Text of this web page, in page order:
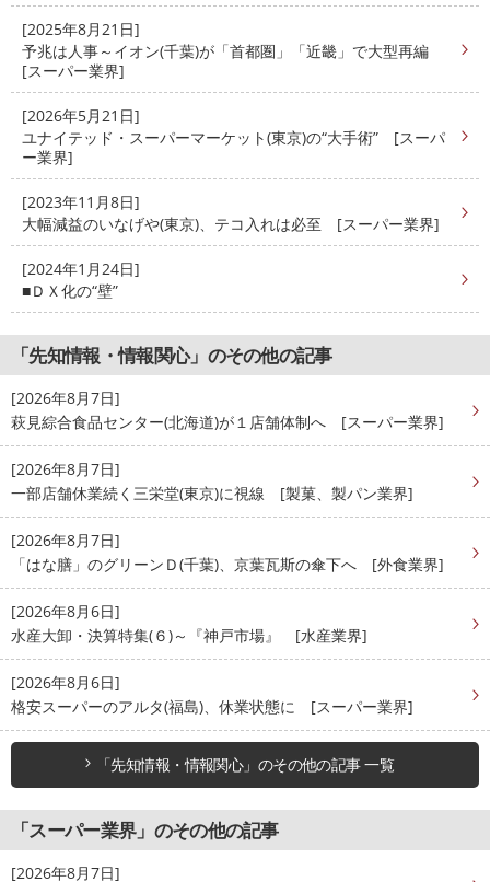
[2025年8月21日]
予兆は人事～イオン(千葉)が「首都圏」「近畿」で大型再編
[スーパー業界]
[2026年5月21日]
ユナイテッド・スーパーマーケット(東京)の“大手術” [スーパ
ー業界]
[2023年11月8日]
大幅減益のいなげや(東京)、テコ入れは必至 [スーパー業界]
[2024年1月24日]
■ＤＸ化の“壁”
「先知情報・情報関心」のその他の記事
[2026年8月7日]
萩見綜合食品センター(北海道)が１店舗体制へ [スーパー業界]
[2026年8月7日]
一部店舗休業続く三栄堂(東京)に視線 [製菓、製パン業界]
[2026年8月7日]
「はな膳」のグリーンＤ(千葉)、京葉瓦斯の傘下へ [外食業界]
[2026年8月6日]
水産大卸・決算特集(６)～『神戸市場』 [水産業界]
[2026年8月6日]
格安スーパーのアルタ(福島)、休業状態に [スーパー業界]
「先知情報・情報関心」のその他の記事 一覧
「スーパー業界」のその他の記事
[2026年8月7日]